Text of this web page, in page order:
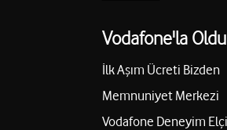
Vodafone'la
İlk Aşım Ücreti Bizden
Memnuniyet Merkezi
Vodafone Deneyim